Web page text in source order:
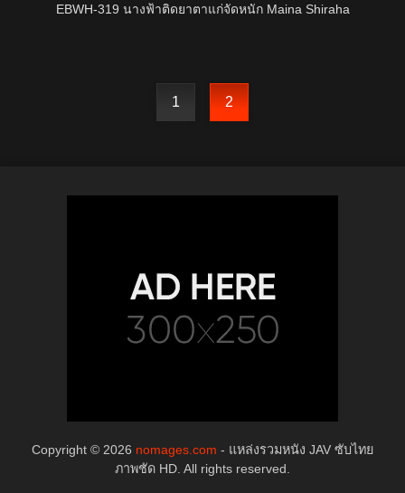
EBWH-319 นางฟ้าติดยาตาแก่จัดหนัก Maina Shiraha
1 2
Copyright © 2026 nomages.com - แหล่งรวมหนัง JAV ซับไทย
ภาพชัด HD. All rights reserved.